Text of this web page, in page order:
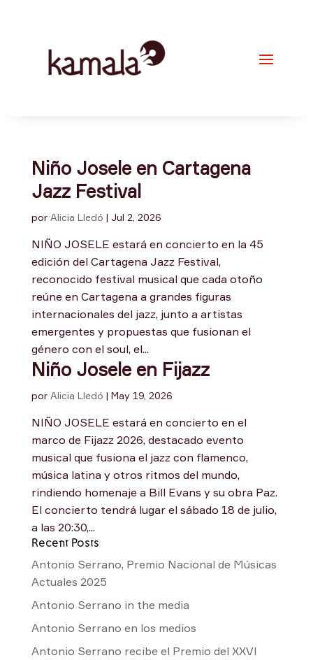
Niño Josele en Cartagena
Jazz Festival
por Alicia Lledó | Jul 2, 2026
NIÑO JOSELE estará en concierto en la 45
edición del Cartagena Jazz Festival,
reconocido festival musical que cada otoño
reúne en Cartagena a grandes figuras
internacionales del jazz, junto a artistas
emergentes y propuestas que fusionan el
género con el soul, el...
Niño Josele en Fijazz
por Alicia Lledó | May 19, 2026
NIÑO JOSELE estará en concierto en el
marco de Fijazz 2026, destacado evento
musical que fusiona el jazz con flamenco,
música latina y otros ritmos del mundo,
rindiendo homenaje a Bill Evans y su obra Paz.
El concierto tendrá lugar el sábado 18 de julio,
a las 20:30,...
Recent Posts
Antonio Serrano, Premio Nacional de Músicas
Actuales 2025
Antonio Serrano in the media
Antonio Serrano en los medios
Antonio Serrano recibe el Premio del XXVI